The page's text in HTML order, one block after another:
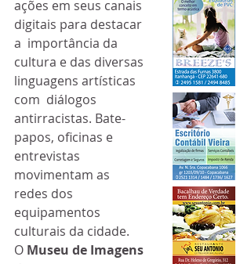
ações em seus canais
digitais para destacar
a  importância da
cultura e das diversas
linguagens artísticas
com  diálogos
antirracistas. Bate-
papos, oficinas e
entrevistas
movimentam as
redes dos
equipamentos
culturais da cidade.
O Museu de Imagens